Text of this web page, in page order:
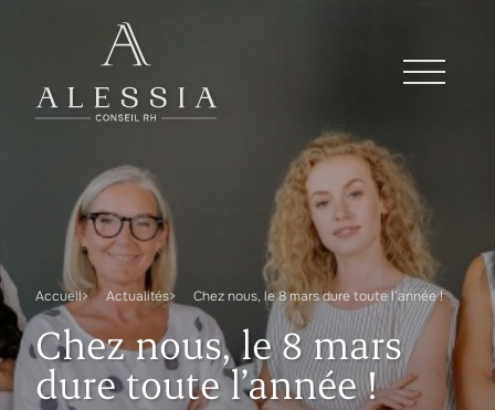
Accueil Actualités Chez nous, le 8 mars dure toute l’année !
Chez nous, le 8 mars
dure toute l’année !